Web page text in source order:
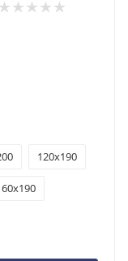
120x190